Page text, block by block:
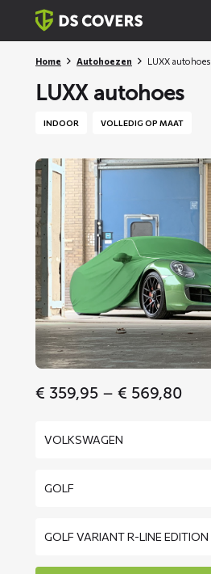
Skiplinks
Home Autohoezen LUXX autohoes
LUXX autohoes
INDOOR VOLLEDIG OP MAAT
€ 359,95 – € 569,80